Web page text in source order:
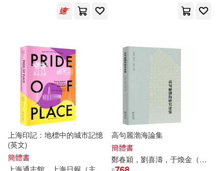
王博（主編）(12)
趙麗宏（主編）(12)
アテナ映像 E-BOOK SERIES(11)
アリスJAPAN公式E-book(11)
劉益宏（主編）(11)
中國文史出版社(72)
湖南美術出版社(72)
上海教育出版社(71)
上海文藝出版社(70)
MTEX(69)
中央編譯出版社(69)
上海印記：地標中的城市記憶
(英文)
簡體書
上海通志館，上海日報（主編
高句麗渤海論集
簡體書
鄭春穎，劉喜濤，于煥金（
主編